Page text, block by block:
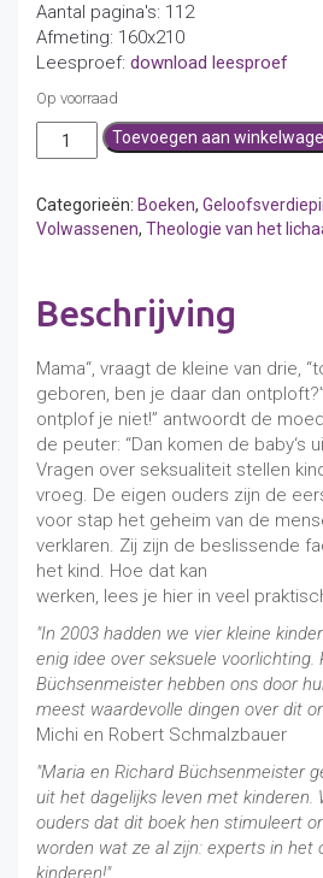
Aantal pagina's: 112
Afmeting: 160x210
Leesproef: download leesproef
Op voorraad
Sterk
zelfbewust
aantal
Toevoegen aan
Categorieën: Boeken,
Volwassenen, Theologie van het
Beschrijving
Mama“, vraagt de kleine van drie,
geboren, ben je daar dan
ontplof je niet!” antwoordt de
de peuter: “Dan komen de baby‘s
Vragen over seksualiteit stellen
vroeg. De eigen ouders zijn de
voor stap het geheim van de
verklaren. Zij zijn de beslissende
het kind. Hoe dat kan
werken, lees je hier in veel
"In 2003 hadden we vier kleine
enig idee over seksuele voorlichting.
Büchsenmeister hebben ons door
meest waardevolle dingen over dit
Michi en Robert Schmalzbauer
"Maria en Richard Büchsenmeister
uit het dagelijks leven met kinderen.
ouders dat dit boek hen stimuleert
worden wat ze al zijn: experts in het
kinderen!"